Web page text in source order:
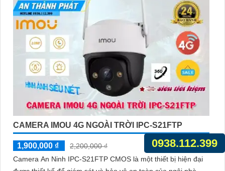
CAMERA IMOU 4G NGOÀI TRỜI IPC-S21FTP
1,900,000 ₫
2,200,000 ₫
Camera An Ninh IPC-S21FTP CMOS là một thiết bị hiện đại
0938.112.399